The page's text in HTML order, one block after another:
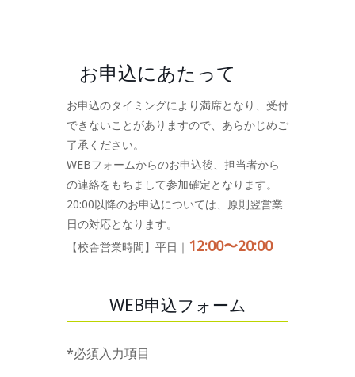
お申込にあたって
お申込のタイミングにより満席となり、受付
できないことがありますので、あらかじめご
了承ください。
WEBフォームからのお申込後、担当者から
の連絡をもちまして参加確定となります。
20:00以降のお申込については、原則翌営業
日の対応となります。
【校舎営業時間】平日｜ 12:00〜20:00
WEB申込フォーム
*必須入力項目